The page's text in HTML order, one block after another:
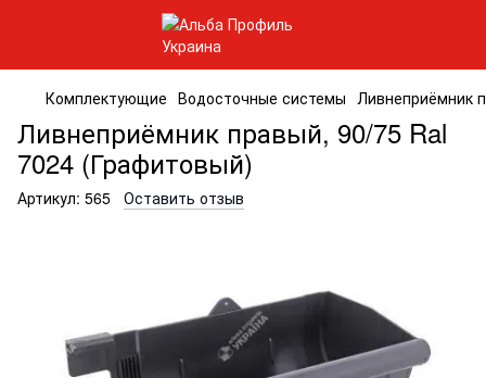
Комплектующие Водосточные системы Ливнеприёмник
Ливнеприёмник правый, 90/75 Ral
7024 (Графитовый)
Артикул: 565 Оставить отзыв